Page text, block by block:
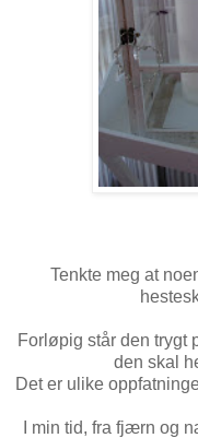
Tenkte meg at
Forløpig står den trygt
den skal
Det er ulike
I min tid, fra fjærn og